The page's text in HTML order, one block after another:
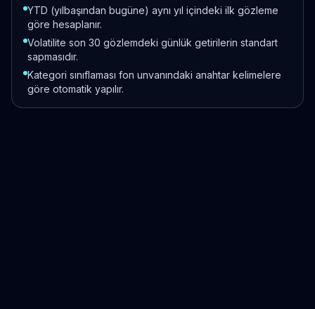
YTD (yılbaşından bugüne) aynı yıl içindeki ilk gözleme
göre hesaplanır.
Volatilite son 30 gözlemdeki günlük getirilerin standart
sapmasıdır.
Kategori sınıflaması fon unvanındaki anahtar kelimelere
göre otomatik yapılır.